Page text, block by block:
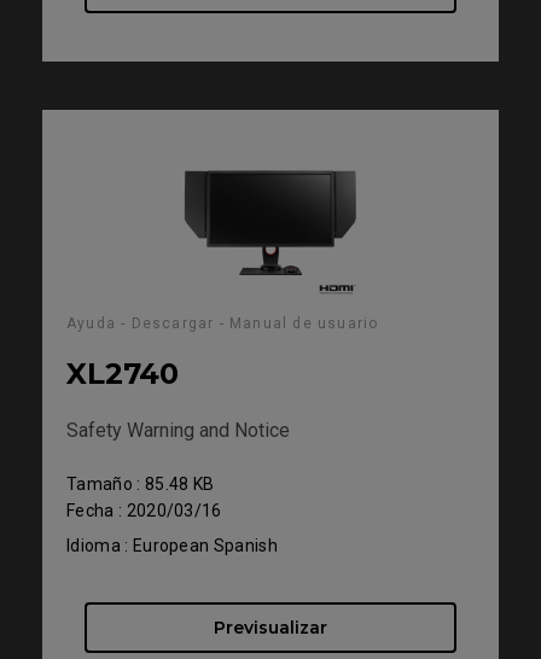
Ayuda - Descargar - Manual de usuario
XL2740
Safety Warning and Notice
Tamaño : 85.48 KB
Fecha : 2020/03/16
Idioma : European Spanish
Previsualizar